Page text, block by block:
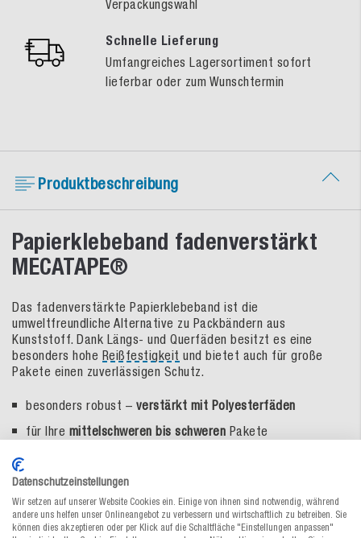
Verpackungswahl
Schnelle Lieferung
Umfangreiches Lagersortiment sofort
lieferbar oder zum Wunschtermin
Produktbeschreibung
Papierklebeband fadenverstärkt
MECATAPE®
Das fadenverstärkte Papierklebeband ist die
umweltfreundliche Alternative zu Packbändern aus
Kunststoff. Dank Längs- und Querfäden besitzt es eine
besonders hohe Reißfestigkeit und bietet auch für große
Pakete einen zuverlässigen Schutz.
besonders robust – verstärkt mit Polyesterfäden
für Ihre mittelschweren bis schweren Pakete
hohe Reißfestigkeit
leicht beschriftbar
Datenschutzeinstellungen
Wir setzen auf unserer Website Cookies ein. Einige von ihnen sind notwendig, während
andere uns helfen unser Onlineangebot zu verbessern und wirtschaftlich zu betreiben. Sie
können dies akzeptieren oder per Klick auf die Schaltfläche "Einstellungen anpassen"